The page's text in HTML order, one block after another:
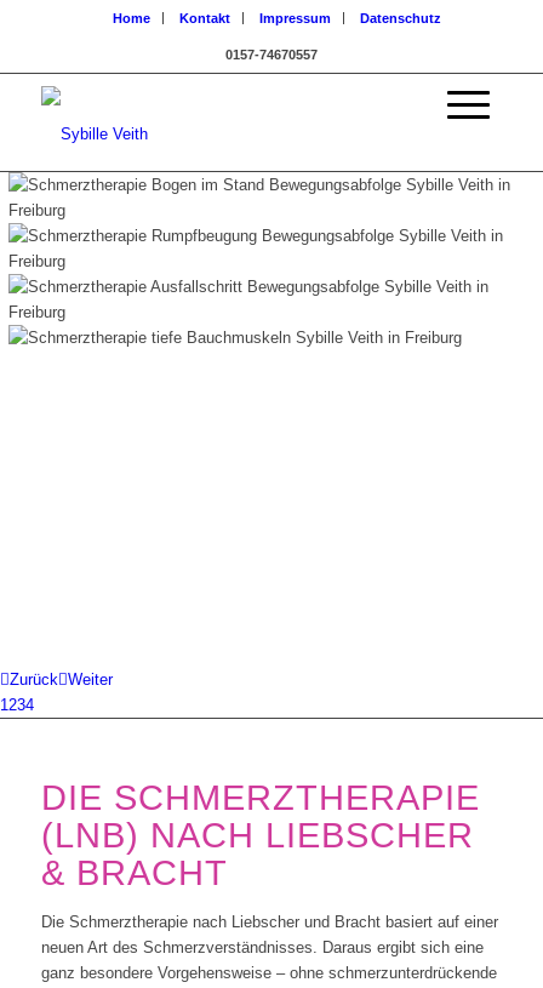
Home Kontakt Impressum Datenschutz
0157-74670557
Zurück Weiter
1234
DIE SCHMERZTHERAPIE
(LNB) NACH LIEBSCHER
& BRACHT
Die Schmerztherapie nach Liebscher und Bracht basiert auf einer
neuen Art des Schmerzverständnisses. Daraus ergibt sich eine
ganz besondere Vorgehensweise – ohne schmerzunterdrückende